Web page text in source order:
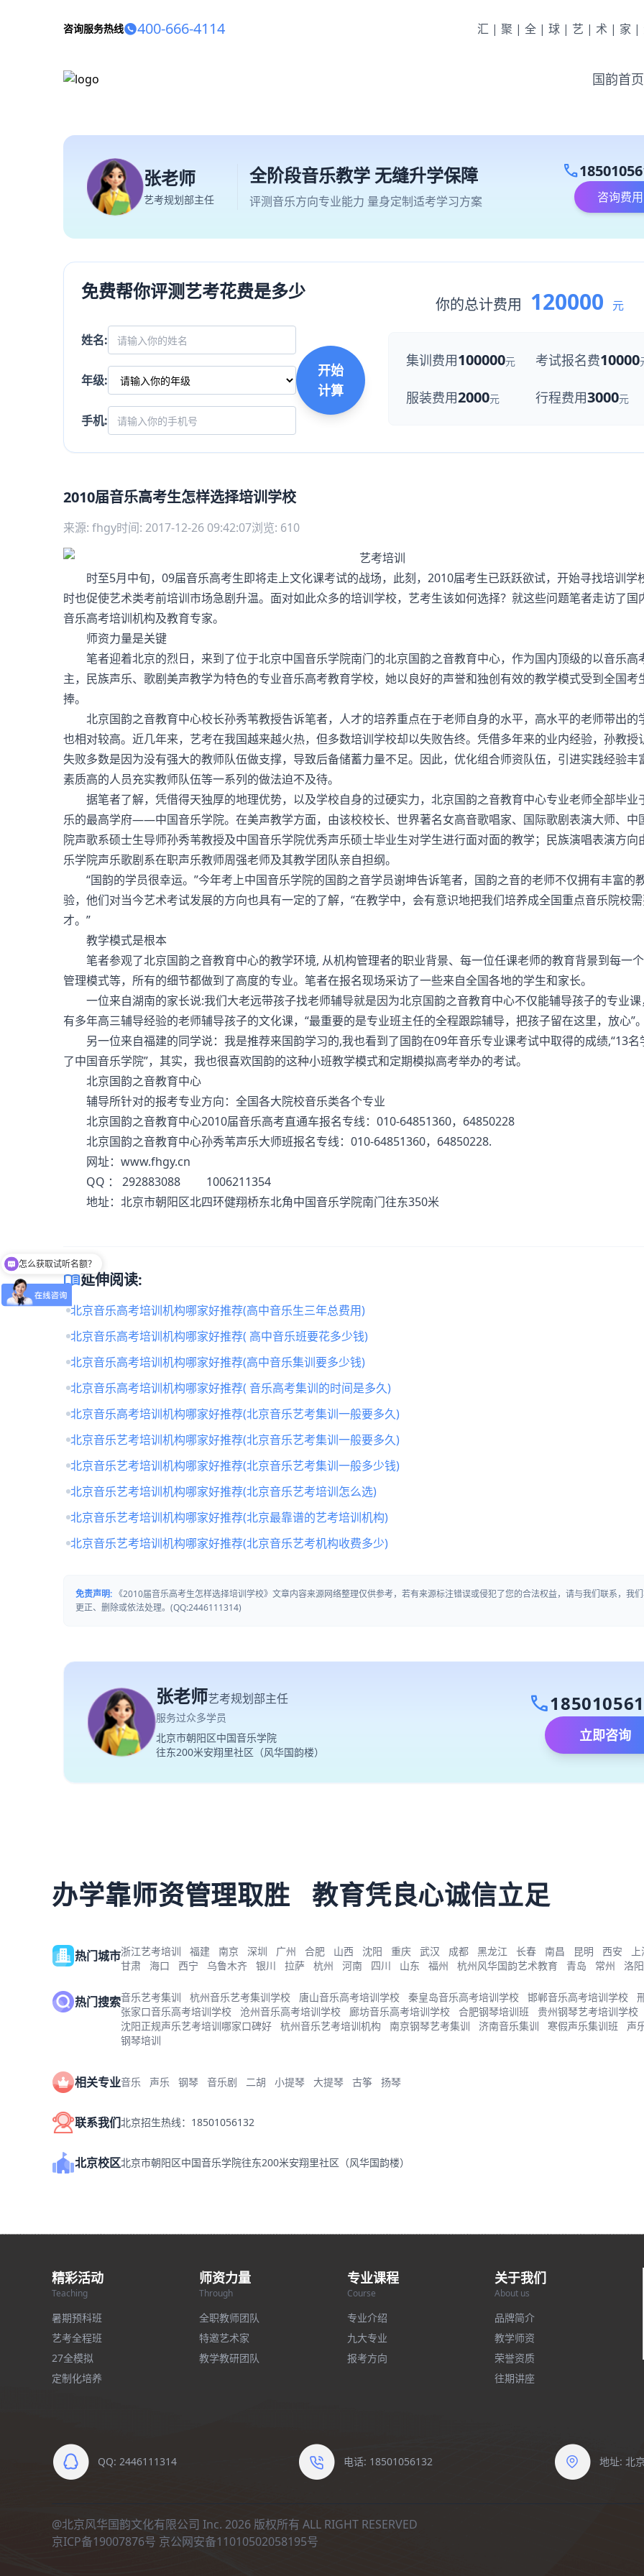
咨询服务热线 400-666-4114 汇|聚|全|球|艺|术|家|
国韵首页
张老师
艺考规划部主任
全阶段音乐教学 无缝升学保障
评测音乐方向专业能力 量身定制适考学习方案
call
咨询费用
免费帮你评测艺考花费是多少
姓名:
年级:
手机:
开始
计算
你的总计费用 120000 元
集训费用100000元 考试报名费10000
服装费用2000元 行程费用3000元
2010届音乐高考生怎样选择培训学校
来源: fhgy时间: 2017-12-26 09:42:07浏览: 610
时至5月中旬，09届音乐高考生即将走上文化课考试的战场，此刻，2010届考生已跃跃欲试，开始寻找培训学
时也促使艺术类考前培训市场急剧升温。面对如此众多的培训学校，艺考生该如何选择？就这些问题笔者走访了国
音乐高考培训机构及教育专家。
师资力量是关键
笔者迎着北京的烈日，来到了位于北京中国音乐学院南门的北京国韵之音教育中心，作为国内顶级的以音乐高
主，民族声乐、歌剧美声教学为特色的专业音乐高考教育学校，她以良好的声誉和独创有效的教学模式受到全国考
捧。
北京国韵之音教育中心校长孙秀苇教授告诉笔者，人才的培养重点在于老师自身的水平，高水平的老师带出的
也相对较高。近几年来，艺考在我国越来越火热，但多数培训学校却以失败告终。凭借多年来的业内经验，孙教授
失败多数是因为没有强大的教师队伍做支撑，导致后备储蓄力量不足。因此，优化组合师资队伍，引进实践经验丰
素质高的人员充实教师队伍等一系列的做法迫不及待。
据笔者了解，凭借得天独厚的地理优势，以及学校自身的过硬实力，北京国韵之音教育中心专业老师全部毕业
乐的最高学府——中国音乐学院。在美声教学方面，由该校校长、世界著名女高音歌唱家、国际歌剧表演大师、中
院声歌系硕士生导师孙秀苇教授及中国音乐学院优秀声乐硕士毕业生对学生进行面对面的教学；民族演唱表演方向
乐学院声乐歌剧系在职声乐教师周强老师及其教学团队亲自担纲。
“国韵的学员很幸运。”今年考上中国音乐学院的国韵之音学员谢坤告诉笔者，国韵之音的老师不仅拥有丰富的
验，他们对当今艺术考试发展的方向也具有一定的了解，“在教学中，会有意识地把我们培养成全国重点音乐院校
才。”
教学模式是根本
笔者参观了北京国韵之音教育中心的教学环境, 从机构管理者的职业背景、每一位任课老师的教育背景到每一
管理模式等，所有的细节都做到了高度的专业。笔者在报名现场采访了一些来自全国各地的学生和家长。
一位来自湖南的家长说:我们大老远带孩子找老师辅导就是因为北京国韵之音教育中心不仅能辅导孩子的专业课
有多年高三辅导经验的老师辅导孩子的文化课，“最重要的是专业班主任的全程跟踪辅导，把孩子留在这里，放心”
另一位来自福建的同学说：我是推荐来国韵学习的,我也看到了国韵在09年音乐专业课考试中取得的成绩,“13名
了中国音乐学院”，其实，我也很喜欢国韵的这种小班教学模式和定期模拟高考举办的考试。
北京国韵之音教育中心
辅导所针对的报考专业方向：全国各大院校音乐类各个专业
北京国韵之音教育中心2010届音乐高考直通车报名专线：010-64851360，64850228
北京国韵之音教育中心孙秀苇声乐大师班报名专线：010-64851360，64850228.
网址： www.fhgy.cn
QQ ： 292883088 1006211354
地址：北京市朝阳区北四环健翔桥东北角中国音乐学院南门往东350米
menu_book延伸阅读:
北京音乐高考培训机构哪家好推荐(高中音乐生三年总费用)
北京音乐高考培训机构哪家好推荐( 高中音乐班要花多少钱)
北京音乐高考培训机构哪家好推荐(高中音乐集训要多少钱)
北京音乐高考培训机构哪家好推荐( 音乐高考集训的时间是多久)
北京音乐高考培训机构哪家好推荐(北京音乐艺考集训一般要多久)
北京音乐艺考培训机构哪家好推荐(北京音乐艺考集训一般要多久)
北京音乐艺考培训机构哪家好推荐(北京音乐艺考集训一般多少钱)
北京音乐艺考培训机构哪家好推荐(北京音乐艺考培训怎么选)
北京音乐艺考培训机构哪家好推荐(北京最靠谱的艺考培训机构)
北京音乐艺考培训机构哪家好推荐(北京音乐艺考机构收费多少)
免责声明: 《2010届音乐高考生怎样选择培训学校》文章内容来源网络整理仅供参考，若有来源标注错误或侵犯了您的合法权益，请与我们联系，我
更正、删除或依法处理。(QQ:2446111314)
张老师艺考规划部主任
服务过众多学员
北京市朝阳区中国音乐学院
往东200米安翔里社区（风华国韵楼）
call
立即咨询
办学靠师资管理取胜 教育凭良心诚信立足
热门城市浙江艺考培训 福建 南京 深圳 广州 合肥 山西 沈阳 重庆 武汉 成都 黑龙江 长春 南昌 昆明 西安
甘肃
海口 西宁 乌鲁木齐 银川 拉萨 杭州 河南 四川 山东 福州 杭州风华国韵艺术教育 青岛 常州 洛阳
热门搜索音乐艺考集训 杭州音乐艺考集训学校 唐山音乐高考培训学校 秦皇岛音乐高考培训学校 邯郸音乐高考培训学校
张家口音乐高考培训学校
沧州音乐高考培训学校 廊坊音乐高考培训学校 合肥钢琴培训班
贵州钢琴艺考培训学校
沈阳正规声乐艺考培训哪家口碑好
杭州音乐艺考培训机构 南京钢琴艺考集训 济南音乐集训 寒假声乐集训班
声
钢琴培训
相关专业音乐 声乐 钢琴 音乐剧 二胡 小提琴 大提琴 古筝 扬琴
联系我们北京招生热线：18501056132
北京校区北京市朝阳区中国音乐学院往东200米安翔里社区（风华国韵楼）
精彩活动
Teaching
暑期预科班
艺考全程班
27全模拟
定制化培养
师资力量
Through
全职教师团队
特邀艺术家
教学教研团队
专业课程
Course
专业介绍
九大专业
报考方向
关于我们
About us
品牌简介
教学师资
荣誉资质
往期讲座
QQ: 2446111314 电话: 18501056132 地址: 北
@北京风华国韵文化有限公司 Inc. 2026 版权所有 ALL RIGHT RESERVED
京ICP备19007876号 京公网安备11010502058195号
怎么获取试听名额？
留下【姓名】 【微信】即获取免费试听名额